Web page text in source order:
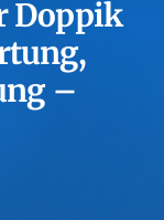
Doppik
–